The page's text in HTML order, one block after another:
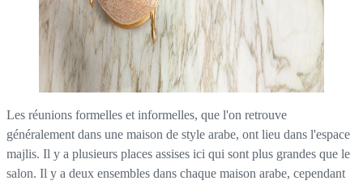
Les réunions formelles et informelles, que l'on retrouve
généralement dans une maison de style arabe, ont lieu dans l'espace
majlis. Il y a plusieurs places assises ici qui sont plus grandes que le
salon. Il y a deux ensembles dans chaque maison arabe, cependant